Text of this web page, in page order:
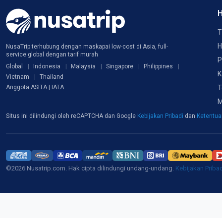
NusaTrip terhubung dengan maskapai low-cost di Asia, full-
service global dengan tarif murah
Global
Indonesia Malaysia Singapore
Philippines
Vietnam
Thailand
Anggota ASITA | IATA
Situs ini dilindungi oleh reCAPTCHA dan Google Kebijakan Pribadi dan
©2026 Nusatrip.com. Hak cipta dilindungi undang-undang. Kebijakan